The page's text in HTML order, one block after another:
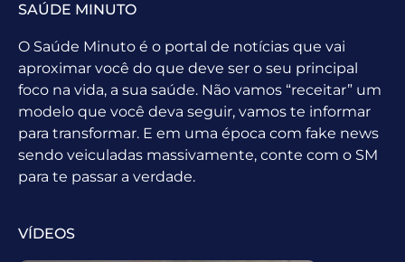
SAÚDE MINUTO
O Saúde Minuto é o portal de notícias que vai
aproximar você do que deve ser o seu principal
foco na vida, a sua saúde. Não vamos “receitar” um
modelo que você deva seguir, vamos te informar
para transformar. E em uma época com fake news
sendo veiculadas massivamente, conte com o SM
para te passar a verdade.
VÍDEOS